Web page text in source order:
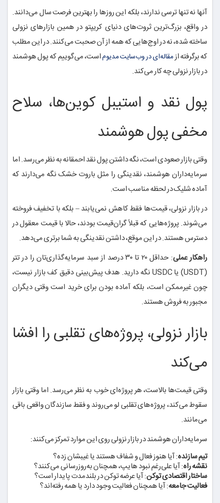
آنها نه تنها ترسی ندارند، بلکه این روزها را بهترین فرصت سال می‌دانند.
در واقع، بزرگ‌ترین ثروت‌های دنیای کریپتو در همین بازارهای نزولی
ساخته شده، نه در اوج‌هایی که همه از آن صحبت می‌کنند. در این مطلب
که برگرفته ازمقاله‌ای در وب‌سایت مدیوماست، می‌گوییم که پول هوشمند
در بازار نزولی چه کار می‌کند.
پول نقد و استیبل کوین‌ها، سلاح
مخفی پول هوشمند
وقتی بازار صعودی است، نگه داشتن پول نقد احمقانه به نظر می‌رسد. اما
سرمایه‌داران هوشمند، نقدینگی را مثل باروت خشک نگه می‌دارند که
آماده شلیک در لحظه مناسب است.
در بازار نزولی، قیمت‌ها فقط کاهش نمی‌یابند – بلکه با تخفیف فروخته
می‌شوند. پروژه‌هایی که قبلاً گران‌قیمت بودند، حالا با قیمت معقول در
دسترس هستند. در این موقع، داشتن نقدینگی به شما برتری می‌دهد.
راهکار عملی
: حداقل ۲۰ تا ۳۰ درصد از سبد سرمایه‌گذاری‌تان را در تتر
(USDT) یا USDC نگه دارید. هدف پیش‌بینی دقیق کف بازار نیست،
چون غیرممکن است، بلکه آماده بودن برای خرید است وقتی دیگران
مجبور به فروش هستند.
بازار نزولی، پروژه‌های تقلبی را افشا
می‌کند
وقتی قیمت‌ها بالاست، هر پروژه‌ای خوب به نظر می‌رسد. اما وقتی بازار
سقوط می‌کند، پروژه‌های تقلبی لو می‌روند و فقط سازندگان واقعی باقی
می‌مانند.
سرمایه‌داران هوشمند در بازار نزولی روی این موارد تمرکز می‌کنند:
تیم سازنده: آیا هنوز فعال و شفاف هستند یا غیبشان زده؟
نقشه راه: آیا علی‌رغم نبود هایپ، همچنان به‌روزرسانی می‌کنند؟
ساختار اقتصادی توکن: آیا عرضه توکن در بلندمدت پایدار است؟
فعالیت جامعه: آیا همچنان فعالیت وجود دارد یا همه رفته‌اند؟